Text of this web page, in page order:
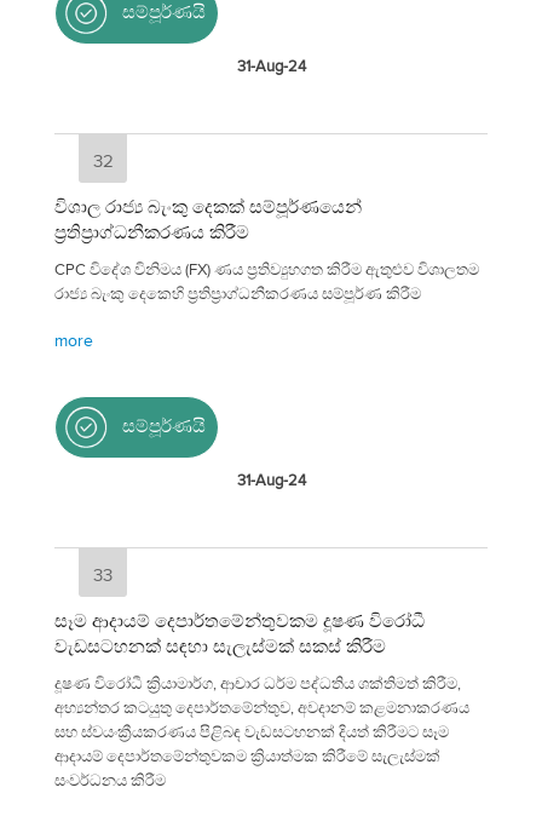
සම්පූර්ණයි
31-Aug-24
32
විශාල රාජ්‍ය බැංකු දෙකක් සම්පූර්ණයෙන්
ප්‍රතිප්‍රාග්ධනීකරණය කිරීම
CPC විදේශ විනිමය (FX) ණය ප්‍රතිව්‍යුහගත කිරීම ඇතුළුව විශාලතම
රාජ්‍ය බැංකු දෙකෙහි ප්‍රතිප්‍රාග්ධනීකරණය සම්පූර්ණ කිරීම
more
සම්පූර්ණයි
31-Aug-24
33
සෑම ආදායම් දෙපාර්තමේන්තුවකම දූෂණ විරෝධී
වැඩසටහනක් සඳහා සැලැස්මක් සකස් කිරීම
දූෂණ විරෝධී ක්‍රියාමාර්ග, ආචාර ධර්ම පද්ධතිය ශක්තිමත් කිරීම,
අභ්‍යන්තර කටයුතු දෙපාර්තමේන්තුව, අවදානම් කළමනාකරණය
සහ ස්වයංක්‍රීයකරණය පිළිබඳ වැඩසටහනක් දියත් කිරීමට සෑම
ආදායම් දෙපාර්තමේන්තුවකම ක්‍රියාත්මක කිරීමේ සැලැස්මක්
සංවර්ධනය කිරීම